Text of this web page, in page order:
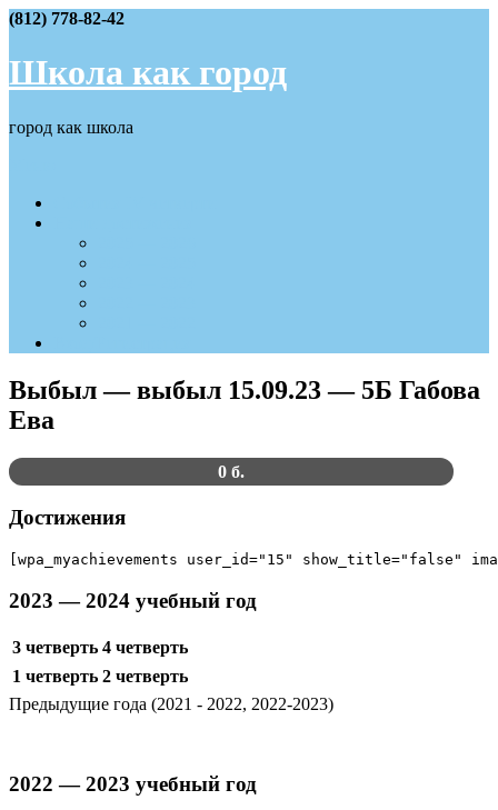
Skip
content
(812) 778-82-42
Школа как город
город как школа
Выбыл — выбыл 15.09.23 — 5Б Габова
Ева
0 б.
Достижения
[wpa_myachievements user_id="15" show_title="false"
2023 — 2024 учебный год
3 четверть 4 четверть
1 четверть 2 четверть
Предыдущие года (2021 - 2022, 2022-2023)
2022 — 2023 учебный год